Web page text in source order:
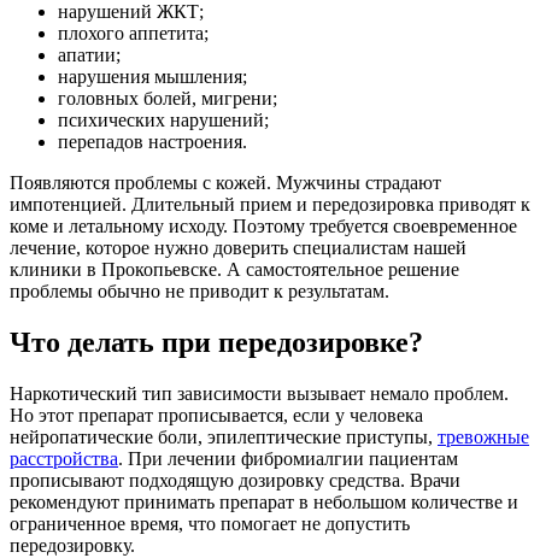
нарушений ЖКТ;
плохого аппетита;
апатии;
нарушения мышления;
головных болей, мигрени;
психических нарушений;
перепадов настроения.
Появляются проблемы с кожей. Мужчины страдают
импотенцией. Длительный прием и передозировка приводят к
коме и летальному исходу. Поэтому требуется своевременное
лечение, которое нужно доверить специалистам нашей
клиники в Прокопьевске. А самостоятельное решение
проблемы обычно не приводит к результатам.
Что делать при передозировке?
Наркотический тип зависимости вызывает немало проблем.
Но этот препарат прописывается, если у человека
нейропатические боли, эпилептические приступы, тревожные
расстройства. При лечении фибромиалгии пациентам
прописывают подходящую дозировку средства. Врачи
рекомендуют принимать препарат в небольшом количестве и
ограниченное время, что помогает не допустить
передозировку.